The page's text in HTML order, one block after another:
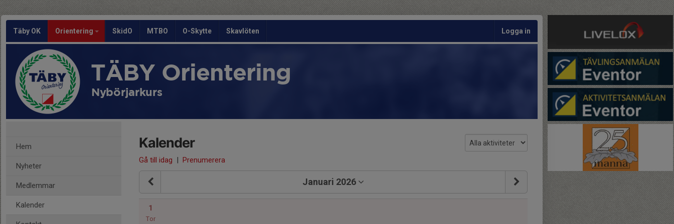
Täby OK Orientering SkidO MTBO O-Skytte Skavlöten Logga in
TÄBY Orientering
Nybörjarkurs
Hem
Nyheter
Medlemmar
Kalender
Kalender
Gå till idag | Prenumerera
Januari 2026
1
Tor